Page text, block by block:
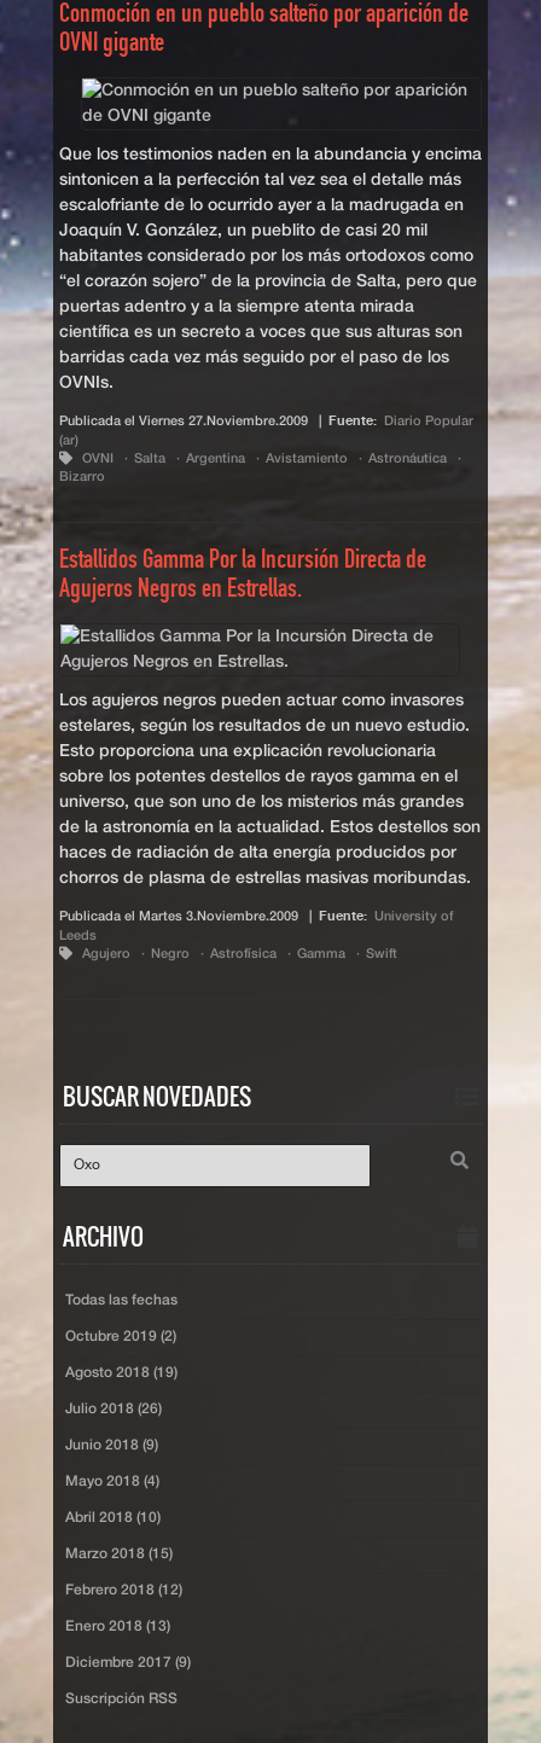
Conmoción en un pueblo salteño por aparición de
OVNI gigante
Que los testimonios naden en la abundancia y encima
sintonicen a la perfección tal vez sea el detalle más
escalofriante de lo ocurrido ayer a la madrugada en
Joaquín V. González, un pueblito de casi 20 mil
habitantes considerado por los más ortodoxos como
“el corazón sojero” de la provincia de Salta, pero que
puertas adentro y a la siempre atenta mirada
científica es un secreto a voces que sus alturas son
barridas cada vez más seguido por el paso de los
OVNIs.
Publicada el Viernes 27.Noviembre.2009 Fuente:
Diario Popular
(ar)
OVNI
Salta Argentina Avistamiento
Astronáutica
Bizarro
Estallidos Gamma Por la Incursión Directa de
Agujeros Negros en Estrellas.
Los agujeros negros pueden actuar como invasores
estelares, según los resultados de un nuevo estudio.
Esto proporciona una explicación revolucionaria
sobre los potentes destellos de rayos gamma en el
universo, que son uno de los misterios más grandes
de la astronomía en la actualidad. Estos destellos son
haces de radiación de alta energía producidos por
chorros de plasma de estrellas masivas moribundas.
Publicada el Martes 3.Noviembre.2009 Fuente:
University of
Leeds
Agujero
Negro Astrofísica Gamma Swift
BUSCAR NOVEDADES
ARCHIVO
Todas las fechas
Octubre 2019 (2)
Agosto 2018 (19)
Julio 2018 (26)
Junio 2018 (9)
Mayo 2018 (4)
Abril 2018 (10)
Marzo 2018 (15)
Febrero 2018 (12)
Enero 2018 (13)
Diciembre 2017 (9)
Suscripción RSS